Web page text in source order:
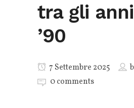
tra gli
’90
7 Settembre 2025
0 comments